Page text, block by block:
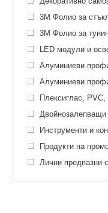
3M Фолио за
3M Фолио за
LED модули и
Алуминиеви
Алуминиеви
Плексиглас,
Инструменти и
Продукти на
Лични предпазни